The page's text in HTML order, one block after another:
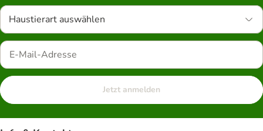
Haustierart auswählen
Jetzt anmelden